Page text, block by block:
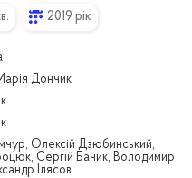
2019 рік
Дончик
Олексій Дзюбинський,
Сергій Бачик, Володимир
Ілясов